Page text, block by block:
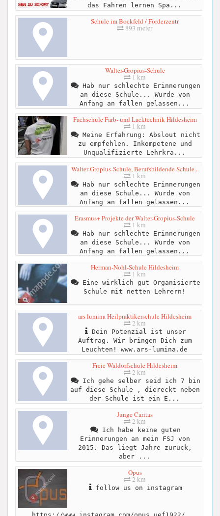
das Fahren lernen Spa...
Schule im Bockfeld / Förderzentr
893 meter
Walter-Gropius-Schule
1 km
Hab nur schlechte Erinnerungen
an diese Schule... Wurde von
Anfang an fallen gelassen...
Fachschule Farb- und Lacktechnik Hildesheim
1 km
Meine Erfahrung: Abslout nicht
zu empfehlen. Inkompetene und
Unqualifizierte Lehrkrä...
Walter-Gropius-Schule, Berufsbildende Schule...
1 km
Hab nur schlechte Erinnerungen
an diese Schule... Wurde von
Anfang an fallen gelassen...
Erasmus+ Projekte der Walter-Gropius-Schule
1 km
Hab nur schlechte Erinnerungen
an diese Schule... Wurde von
Anfang an fallen gelassen...
Herman-Nohl-Schule Hildesheim
1 km
Eine wirklich gut Organisierte
Schule mit netten Lehrern!
ars lumina Heilpraktikerschule Hildesheim
2 km
Dein Potenzial ist unser
Auftrag. Wir bringen Dich zum
Leuchten! www.ars-lumina.de
Freie Waldorfschule Hildesheim
2 km
Ich gehe selber seid ich 7 bin
auf diese Schule , diereckt neben
der Schule ist ein E...
Junge Caritas
2 km
Ich habe keine guten
Erinnerungen an mein FSJ von
2015. Das liegt Jahre zurück,
aber ...
Opus
2 km
follow us on instagram